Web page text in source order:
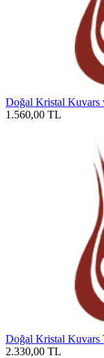
Doğal Kristal Kuvars
1.560,00 TL
Doğal Kristal Kuvars
2.330,00 TL